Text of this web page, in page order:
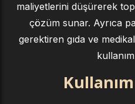
maliyetlerini düşürerek
çözüm sunar. Ayrıca
gerektiren gıda ve